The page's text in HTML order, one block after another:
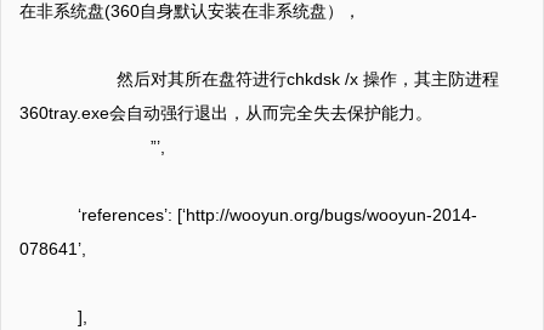
在非系统盘(360自身默认安装在非系统盘），
然后对其所在盘符进行chkdsk /x 操作，其主防进程
360tray.exe会自动强行退出，从而完全失去保护能力。
”’,
‘references’: [‘http://wooyun.org/bugs/wooyun-2014-
078641’,
],